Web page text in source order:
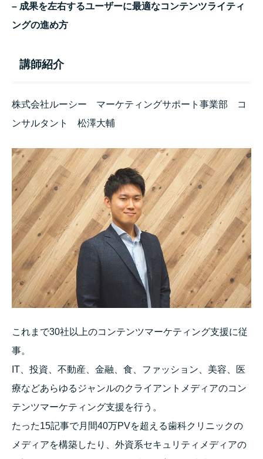
– 成果を左右するユーザーに最適なコンテンツライティ
ングの進め方
講師紹介
株式会社ルーシー マーケティングサポート事業部 コ
ンサルタント 松澤大輔
これまで30社以上のコンテンツマーケティング支援に従
事。
IT、投資、不動産、金融、食、ファッション、美容、医
療などあらゆるジャンルのクライアントメディアのコン
テンツマーケティング支援を行う。
たった15記事で月間40万PVを超える歯科クリニックの
メディアを構築したり、外資系セキュリティメディアの